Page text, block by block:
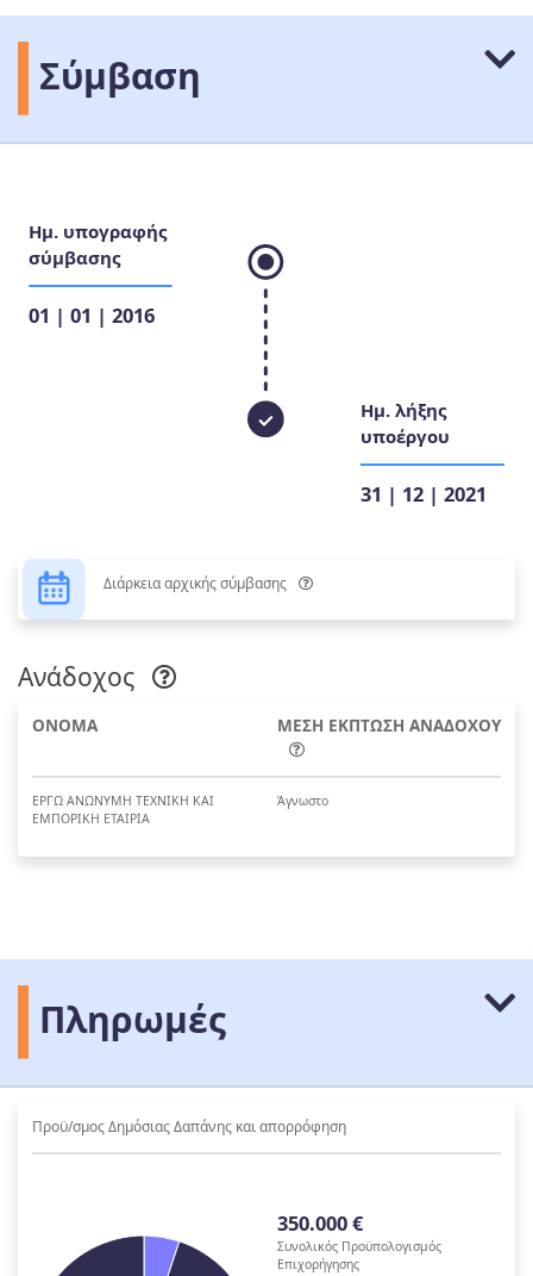
Σύμβαση
Ημ. υπογραφής
σύμβασης
01 | 01 | 2016
Ημ. λήξης
υποέργου
31 | 12 | 2021
Διάρκεια αρχικής σύμβασης
Ανάδοχος
ΟΝΟΜΑ ΜΕΣΗ ΕΚΠΤΩΣΗ ΑΝΑΔΟΧΟΥ
ΕΡΓΩ ΑΝΩΝΥΜΗ ΤΕΧΝΙΚΗ ΚΑΙ
ΕΜΠΟΡΙΚΗ ΕΤΑΙΡΙΑ
Άγνωστο
Πληρωμές
Προϋ/σμος Δημόσιας Δαπάνης και απορρόφηση
350.000 €
Συνολικός Προϋπολογισμός
Επιχορήγησης